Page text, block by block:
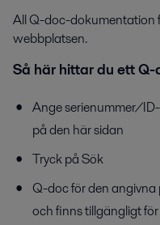
All Q-doc-dokumentation
webbplatsen.
Så här hittar du ett
Ange serienummer/
på den här sidan
Tryck på Sök
Q-doc för den
och finns tillgängligt